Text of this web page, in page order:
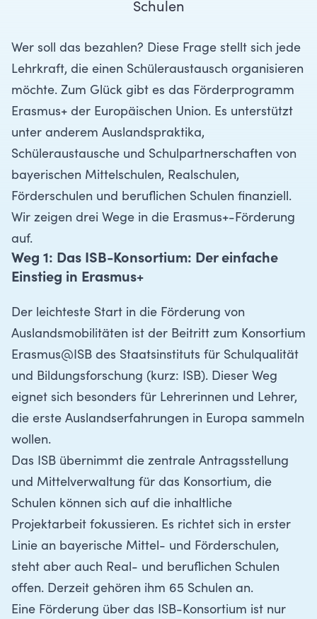
Schulen
Wer soll das bezahlen? Diese Frage stellt sich jede
Lehrkraft, die einen Schüleraustausch organisieren
möchte. Zum Glück gibt es das Förderprogramm
Erasmus+ der Europäischen Union. Es unterstützt
unter anderem Auslandspraktika,
Schüleraustausche und Schulpartnerschaften von
bayerischen Mittelschulen, Realschulen,
Förderschulen und beruflichen Schulen finanziell.
Wir zeigen drei Wege in die Erasmus+-Förderung
auf.
Weg 1: Das ISB-Konsortium: Der einfache
Einstieg in Erasmus+
Der leichteste Start in die Förderung von
Auslandsmobilitäten ist der Beitritt zum Konsortium
Erasmus@ISB des Staatsinstituts für Schulqualität
und Bildungsforschung (kurz: ISB). Dieser Weg
eignet sich besonders für Lehrerinnen und Lehrer,
die erste Auslandserfahrungen in Europa sammeln
wollen.
Das ISB übernimmt die zentrale Antragsstellung
und Mittelverwaltung für das Konsortium, die
Schulen können sich auf die inhaltliche
Projektarbeit fokussieren. Es richtet sich in erster
Linie an bayerische Mittel- und Förderschulen,
steht aber auch Real- und beruflichen Schulen
offen. Derzeit gehören ihm 65 Schulen an.
Eine Förderung über das ISB-Konsortium ist nur